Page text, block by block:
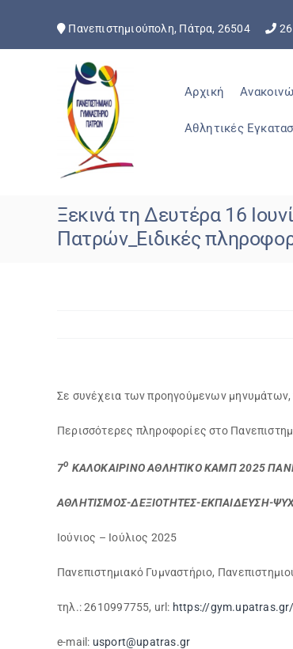
content
Πανεπιστημιούπολη, Πάτρα, 26504
Αρχική
Αθλητικές
Ξεκινά τη Δευτέρα 16
Πατρών_Ειδικές
Σε συνέχεια των προηγούμενων μηνυμάτων,
Περισσότερες πληροφορίες στο
7ο ΚΑΛΟΚΑΙΡΙΝΟ ΑΘΛΗΤΙΚΟ ΚΑΜΠ 2025
ΑΘΛΗΤΙΣΜΟΣ-ΔΕΞΙΟΤΗΤΕΣ-ΕΚΠΑΙΔΕΥΣΗ-
Ιούνιος – Ιούλιος 2025
Πανεπιστημιακό Γυμναστήριο,
τηλ.: 2610997755, url: https://
e-mail: usport@upatras.gr